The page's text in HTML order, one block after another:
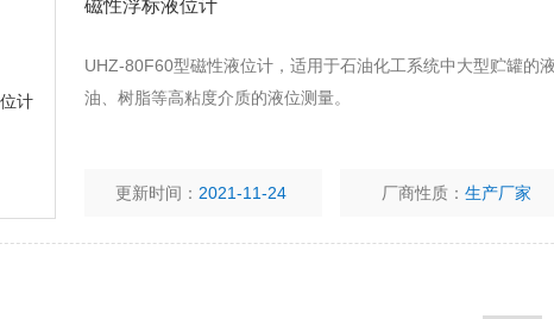
磁性浮标液位计
UHZ-80F60型磁性液位计，适用于石油化工系统中大型贮罐的
油、树脂等高粘度介质的液位测量。
更新时间： 2021-11-24 厂商性质：生产厂家